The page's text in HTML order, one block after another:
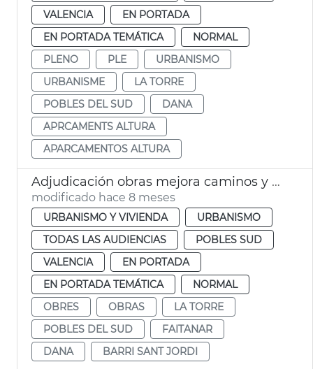
VALENCIA
EN PORTADA
EN PORTADA TEMÁTICA
NORMAL
PLENO
PLE
URBANISMO
URBANISME
LA TORRE
POBLES DEL SUD
DANA
APRCAMENTS ALTURA
APARCAMENTOS ALTURA
Adjudicación obras mejora caminos y calles afectadas dana la Torre
modificado hace 8 meses
URBANISMO Y VIVIENDA
URBANISMO
TODAS LAS AUDIENCIAS
POBLES SUD
VALENCIA
EN PORTADA
EN PORTADA TEMÁTICA
NORMAL
OBRES
OBRAS
LA TORRE
POBLES DEL SUD
FAITANAR
DANA
BARRI SANT JORDI